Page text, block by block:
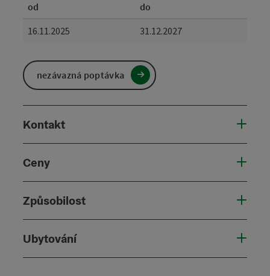
od
do
16.11.2025
31.12.2027
nezávazná poptávka
Kontakt
Ceny
Způsobilost
Ubytování